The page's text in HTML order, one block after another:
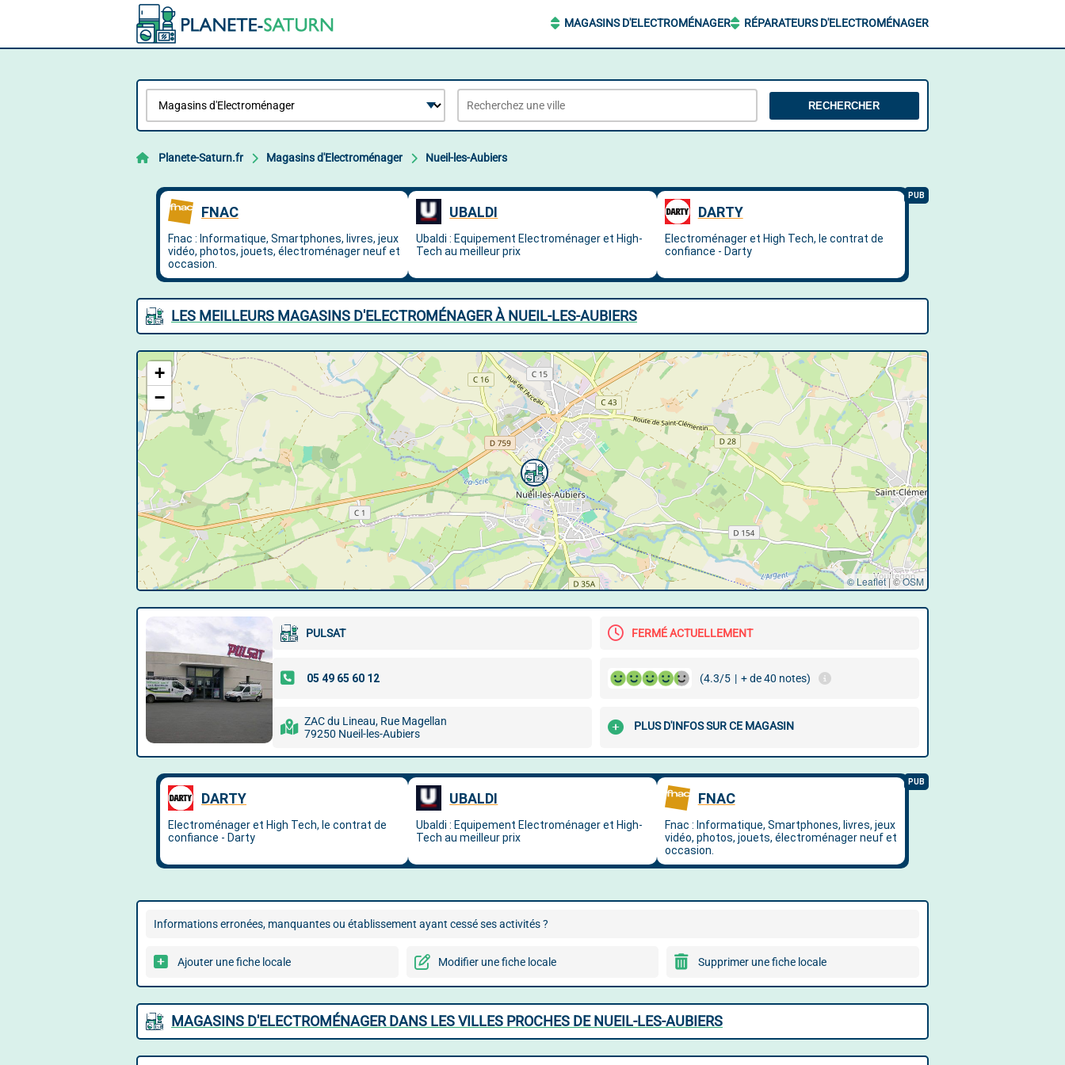
MAGASINS D'ELECTROMÉNAGER RÉPARATEURS D'ELECTROMÉNAGER
RECHERCHER
Planete-Saturn.fr Magasins d'Electroménager Nueil-les-Aubiers
LES MEILLEURS MAGASINS D'ELECTROMÉNAGER À NUEIL-LES-AUBIERS
+
−
© Leaflet |©OSM
PULSAT FERMÉ ACTUELLEMENT
(4.3/5 | + de 40 notes)
ZAC du Lineau, Rue Magellan
79250 Nueil-les-Aubiers
PLUS D'INFOS SUR CE MAGASIN
Informations erronées, manquantes ou établissement ayant cessé ses activités ?
Ajouter une fiche locale Modifier une fiche locale Supprimer une fiche locale
MAGASINS D'ELECTROMÉNAGER DANS LES VILLES PROCHES DE NUEIL-LES-AUBIERS